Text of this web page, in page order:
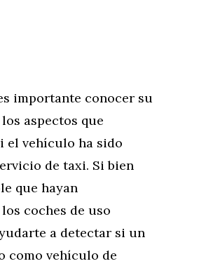
importante conocer su
aspectos que
el vehículo ha sido
de taxi. Si bien
que hayan
coches de uso
a detectar si un
como vehículo de